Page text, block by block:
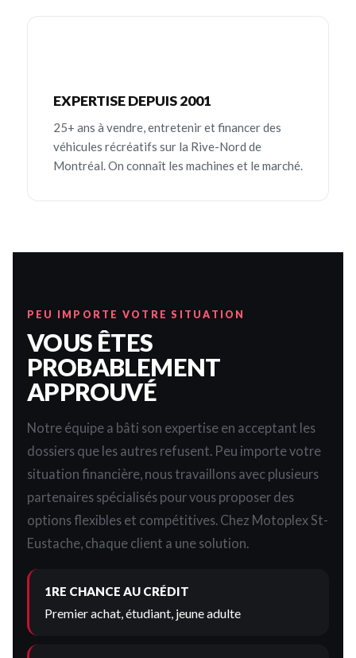
EXPERTISE DEPUIS 2001
25+ ans à vendre, entretenir et financer des
véhicules récréatifs sur la Rive-Nord de
Montréal. On connaît les machines et le marché.
PEU IMPORTE VOTRE SITUATION
VOUS ÊTES
PROBABLEMENT
APPROUVÉ
Notre équipe a bâti son expertise en acceptant les
dossiers que les autres refusent. Peu importe votre
situation financière, nous travaillons avec plusieurs
partenaires spécialisés pour vous proposer des
options flexibles et compétitives. Chez Motoplex St-
Eustache, chaque client a une solution.
1RE CHANCE AU CRÉDIT
Premier achat, étudiant, jeune adulte